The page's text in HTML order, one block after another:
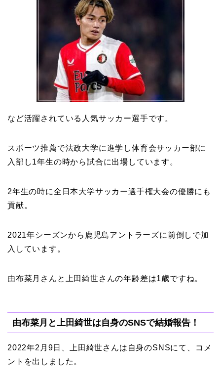
など活躍されている人気サッカー選手です。
スポーツ推薦で法政大学に進学し体育会サッカー部に
入部し1年生の時から試合に出場しています。
2年生の時に全日本大学サッカー選手権大会の優勝にも
貢献。
2021年シーズンから鹿児島アントラーズに前倒しで加
入しています。
由布菜月さんと上田綺世さんの年齢差は1歳ですね。
由布菜月と上田綺世は自身のSNSで結婚報告！
2022年2月9日、上田綺世さんは自身のSNSにて、コメ
ントを出しました。